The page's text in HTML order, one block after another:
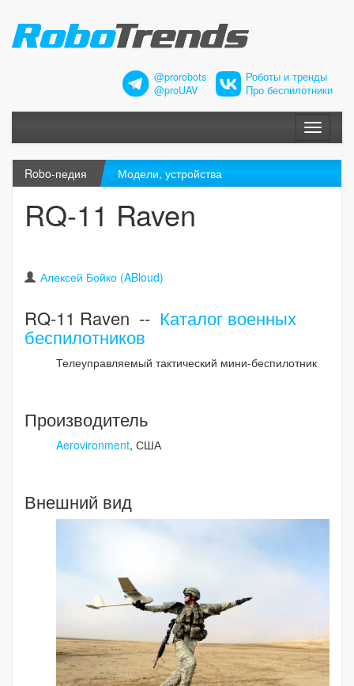
@prorobots
@proUAV
Роботы и тренды
Про беспилотники
Меню
Robo-педия Модели, устройства
RQ-11 Raven
Алексей Бойко (ABloud)
RQ-11 Raven -- Каталог военных
беспилотников
Телеуправляемый тактический мини-беспилотник
Производитель
Aerovironment, США
Внешний вид